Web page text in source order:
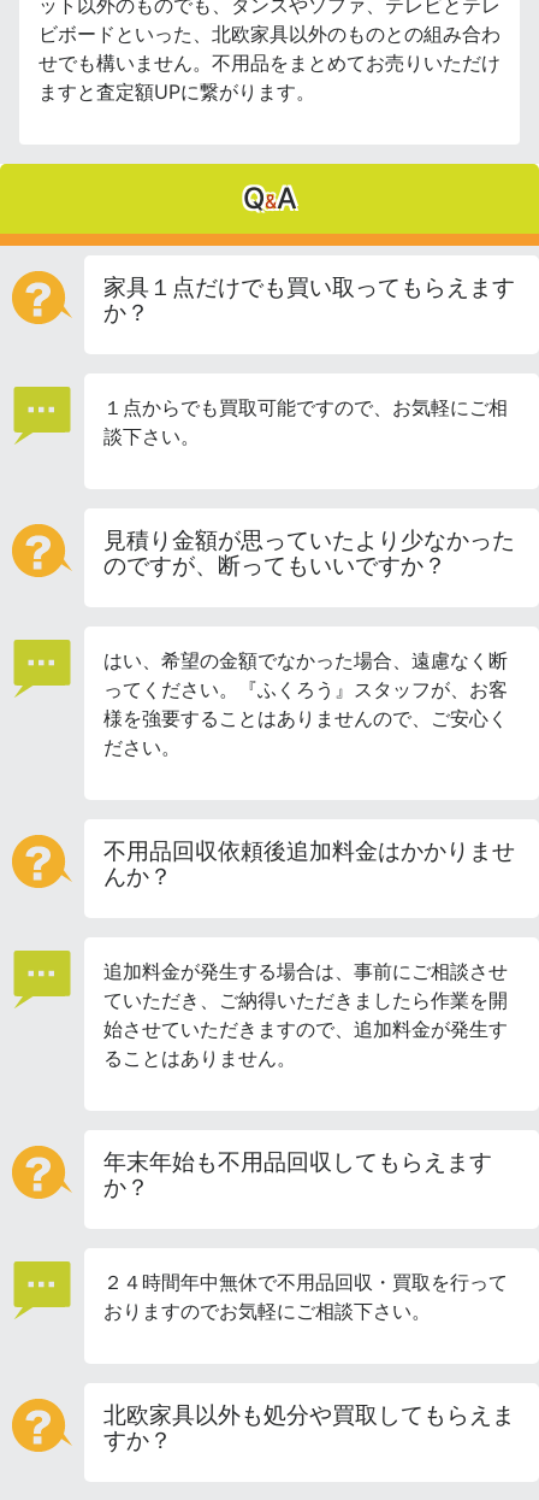
ット以外のものでも、タンスやソファ、テレビとテレ
ビボードといった、北欧家具以外のものとの組み合わ
せでも構いません。不用品をまとめてお売りいただけ
ますと査定額UPに繋がります。
Q&A
家具１点だけでも買い取ってもらえます
か？
１点からでも買取可能ですので、お気軽にご相
談下さい。
見積り金額が思っていたより少なかった
のですが、断ってもいいですか？
はい、希望の金額でなかった場合、遠慮なく断
ってください。『ふくろう』スタッフが、お客
様を強要することはありませんので、ご安心く
ださい。
不用品回収依頼後追加料金はかかりませ
んか？
追加料金が発生する場合は、事前にご相談させ
ていただき、ご納得いただきましたら作業を開
始させていただきますので、追加料金が発生す
ることはありません。
年末年始も不用品回収してもらえます
か？
２４時間年中無休で不用品回収・買取を行って
おりますのでお気軽にご相談下さい。
北欧家具以外も処分や買取してもらえま
すか？